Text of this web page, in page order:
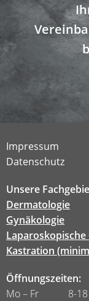
Impressum
Datenschutz
Unsere
Dermatologie
Gynäkologie
Kastration
Öffnungszeiten:
Mo – Fr 8-18